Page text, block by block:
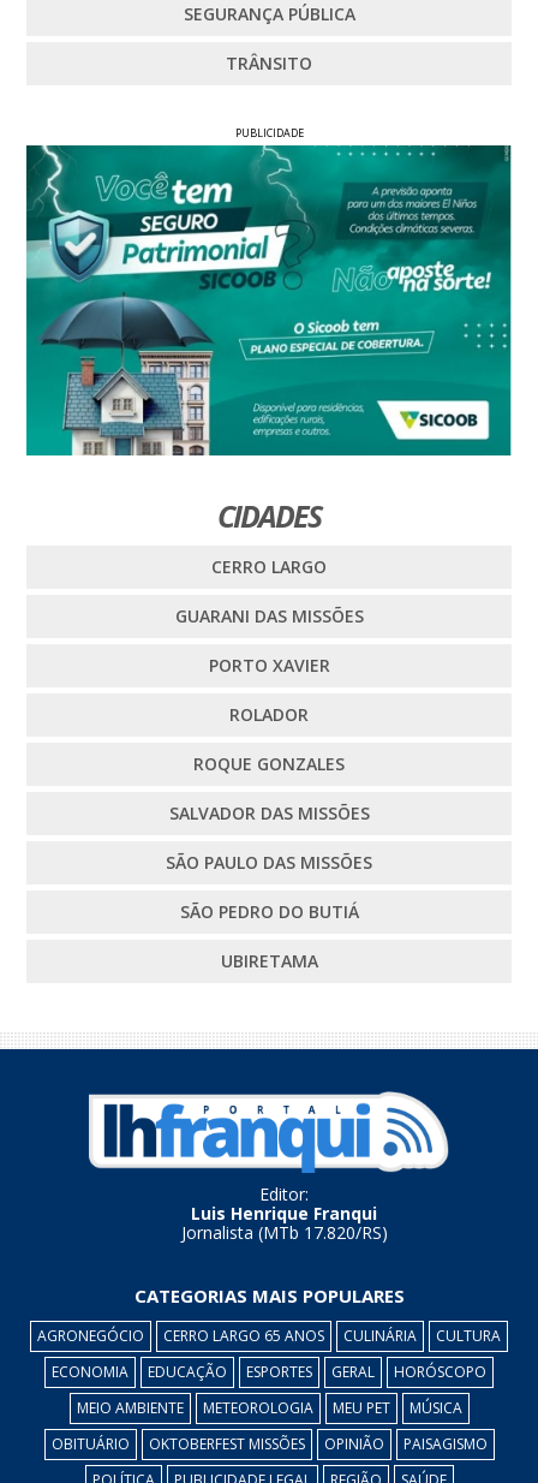
SEGURANÇA PÚBLICA
TRÂNSITO
PUBLICIDADE
CIDADES
CERRO LARGO
GUARANI DAS MISSÕES
PORTO XAVIER
ROLADOR
ROQUE GONZALES
SALVADOR DAS MISSÕES
SÃO PAULO DAS MISSÕES
SÃO PEDRO DO BUTIÁ
UBIRETAMA
Editor:
Luis Henrique Franqui
Jornalista (MTb 17.820/RS)
CATEGORIAS MAIS POPULARES
AGRONEGÓCIO CERRO LARGO 65 ANOS CULINÁRIA
CULTURA
ECONOMIA
EDUCAÇÃO ESPORTES GERAL
HORÓSCOPO
MEIO AMBIENTE
METEOROLOGIA MEU PET
MÚSICA
OBITUÁRIO
OKTOBERFEST MISSÕES OPINIÃO
PAISAGISMO